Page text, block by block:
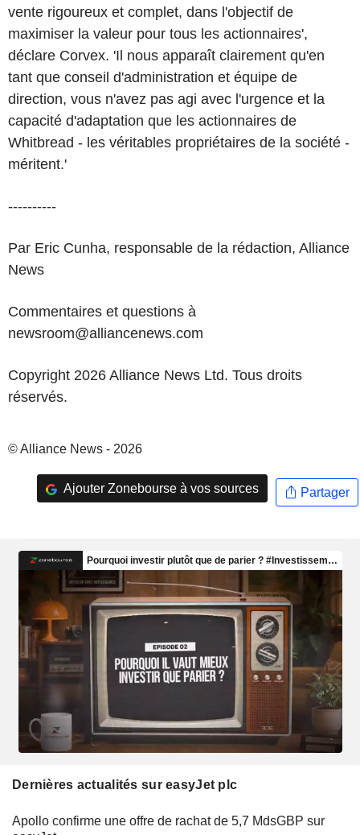
vente rigoureux et complet, dans l'objectif de
maximiser la valeur pour tous les actionnaires',
déclare Corvex. 'Il nous apparaît clairement qu'en
tant que conseil d'administration et équipe de
direction, vous n'avez pas agi avec l'urgence et la
capacité d'adaptation que les actionnaires de
Whitbread - les véritables propriétaires de la société -
méritent.'
----------
Par Eric Cunha, responsable de la rédaction, Alliance
News
Commentaires et questions à
newsroom@alliancenews.com
Copyright 2026 Alliance News Ltd. Tous droits
réservés.
© Alliance News - 2026
Ajouter Zonebourse à vos sources Partager
Dernières actualités sur easyJet plc
Apollo confirme une offre de rachat de 5,7 MdsGBP sur